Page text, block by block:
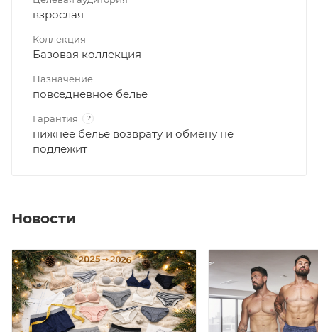
взрослая
Коллекция
Базовая коллекция
Назначение
повседневное белье
Гарантия ?
нижнее белье возврату и обмену не
подлежит
Новости